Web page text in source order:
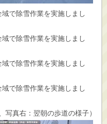
で除雪作業を実施しまし
で除雪作業を実施しまし
で除雪作業を実施しまし
で除雪作業を実施しまし
写真右：翌朝の歩道の様子）